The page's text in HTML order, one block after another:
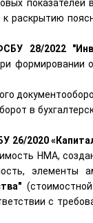
показателей
раскрытию
28/2022
формировании
в
26/2020
НМА,
элементы
(стоимостной
с